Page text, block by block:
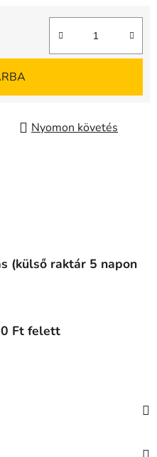
Nyomon követés
(külső raktár 5 napon
Ft felett